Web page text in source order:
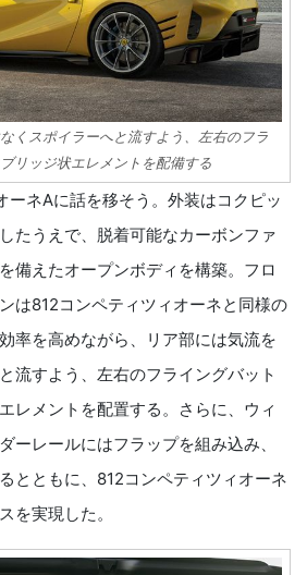
くスポイラーへと流すよう、左右のフラ
リッジ状エレメントを配備する
ネAに話を移そう。外装はコクピッ
たうえで、脱着可能なカーボンファ
備えたオープンボディを構築。フロ
は812コンペティツィオーネと同様の
率を高めながら、リア部には気流を
流すよう、左右のフライングバット
レメントを配置する。さらに、ウィ
ーレールにはフラップを組み込み、
とともに、812コンペティツィオーネ
を実現した。